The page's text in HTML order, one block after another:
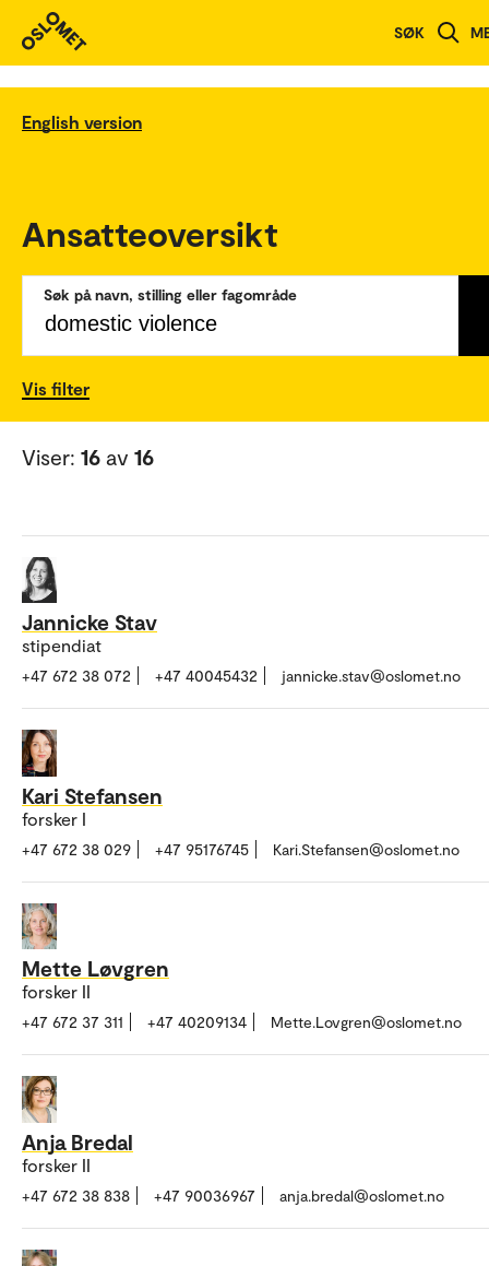
SØK
English version
Ansatteoversikt
Søk på navn, stilling eller fagområde
Vis filter
Viser: 16 av 16
Jannicke Stav
stipendiat
+47 672 38 072 +47 40045432 jannicke.stav@oslomet.no
Kari Stefansen
forsker I
+47 672 38 029 +47 95176745 Kari.Stefansen@oslomet.no
Mette Løvgren
forsker II
+47 672 37 311 +47 40209134 Mette.Lovgren@oslomet.no
Anja Bredal
forsker II
+47 672 38 838 +47 90036967 anja.bredal@oslomet.no